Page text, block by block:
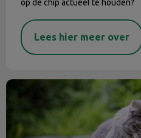
op de chip actueel te houden?
Lees hier meer over
De zomer komt eraan!